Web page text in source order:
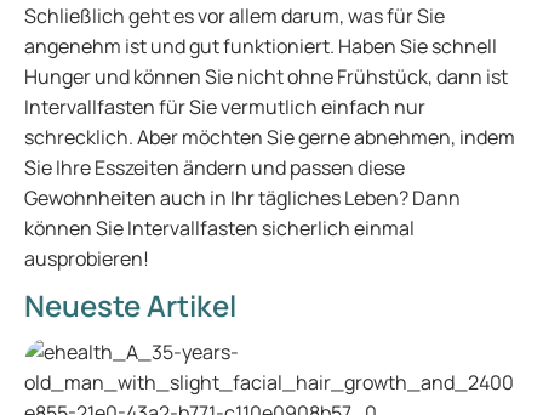
Schließlich geht es vor allem darum, was für Sie
angenehm ist und gut funktioniert. Haben Sie schnell
Hunger und können Sie nicht ohne Frühstück, dann ist
Intervallfasten für Sie vermutlich einfach nur
schrecklich. Aber möchten Sie gerne abnehmen, indem
Sie Ihre Esszeiten ändern und passen diese
Gewohnheiten auch in Ihr tägliches Leben? Dann
können Sie Intervallfasten sicherlich einmal
ausprobieren!
Neueste Artikel